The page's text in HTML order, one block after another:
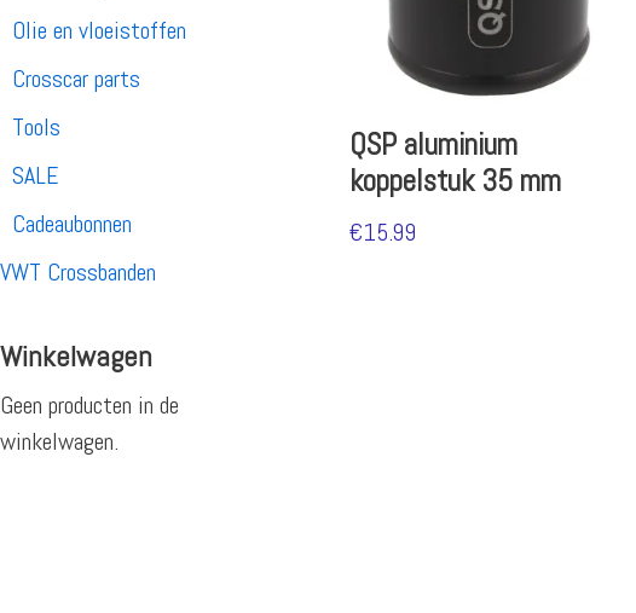
Olie en vloeistoffen
Crosscar parts
Tools
SALE
Cadeaubonnen
VWT Crossbanden
Winkelwagen
Geen producten in de
winkelwagen.
QSP aluminium
koppelstuk 35 mm
€15.99